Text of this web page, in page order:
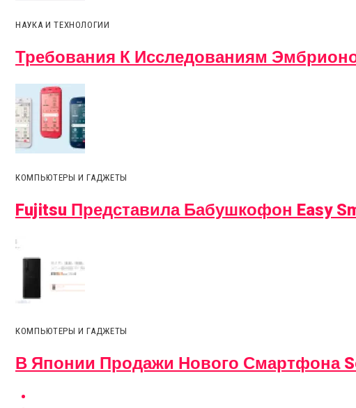
НАУКА И ТЕХНОЛОГИИ
Требования К Исследованиям
КОМПЬЮТЕРЫ И ГАДЖЕТЫ
Fujitsu Представила Бабушкофон Easy
КОМПЬЮТЕРЫ И ГАДЖЕТЫ
В Японии Продажи Нового Смартфона